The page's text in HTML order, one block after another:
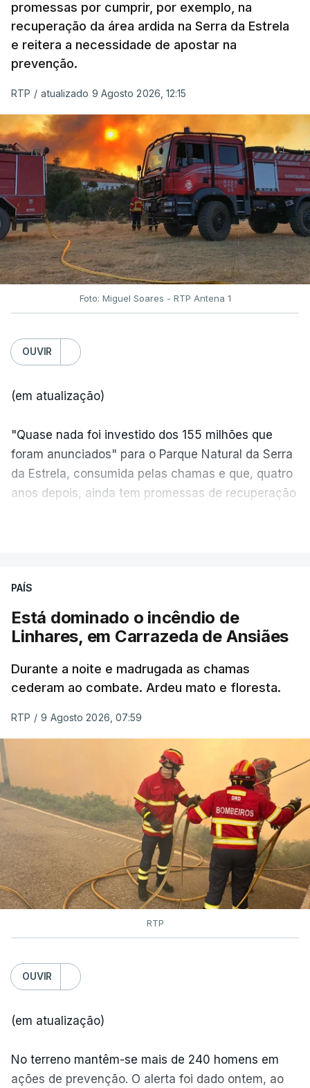
promessas por cumprir, por exemplo, na
recuperação da área ardida na Serra da Estrela
e reitera a necessidade de apostar na
prevenção.
RTP / atualizado 9 Agosto 2026, 12:15
Foto: Miguel Soares - RTP Antena 1
OUVIR
(em atualização)
"Quase nada foi investido dos 155 milhões que
foram anunciados" para o Parque Natural da Serra
da Estrela, consumida pelas chamas e que, quatro
anos depois, ainda tem promessas de recuperação
ESTE CONTEÚDO ESTÁ NESTE
PAÍS
Está dominado o incêndio de
Linhares, em Carrazeda de Ansiães
Durante a noite e madrugada as chamas
cederam ao combate. Ardeu mato e floresta.
RTP / 9 Agosto 2026, 07:59
RTP
OUVIR
(em atualização)
No terreno mantêm-se mais de 240 homens em
ações de prevenção. O alerta foi dado ontem, ao